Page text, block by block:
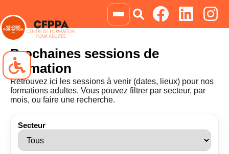
Prochaines sessions de
formation
Retrouvez ici les sessions à venir (dates, lieux) pour nos
formations adultes. Vous pouvez filtrer par secteur, par
mois, ou faire une recherche.
Secteur